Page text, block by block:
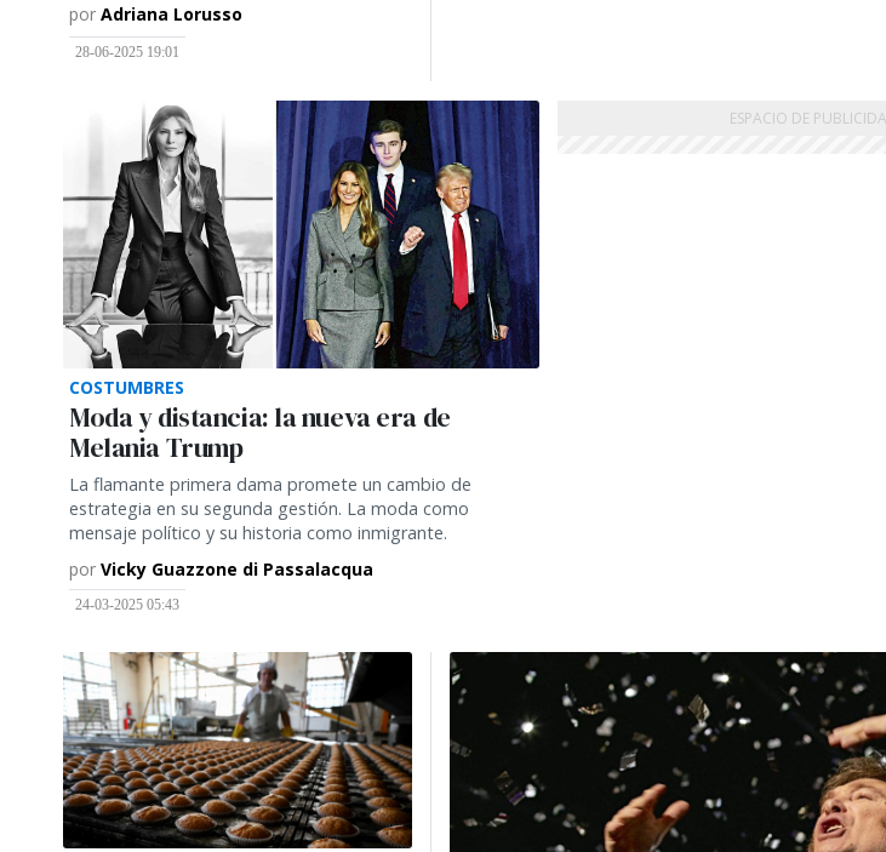
por Adriana Lorusso
28-06-2025 19:01
COSTUMBRES
Moda y distancia: la nueva era de
Melania Trump
La flamante primera dama promete un cambio de
estrategia en su segunda gestión. La moda como
mensaje político y su historia como inmigrante.
por Vicky Guazzone di Passalacqua
24-03-2025 05:43